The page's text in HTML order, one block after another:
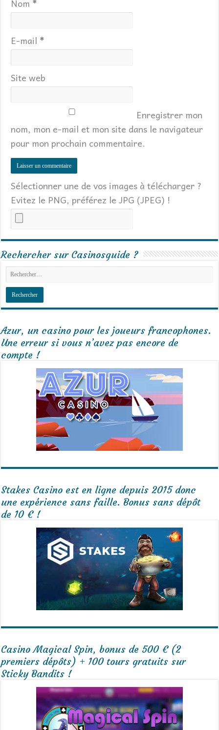
Nom *
E-mail *
Site web
Enregistrer mon
nom, mon e-mail et mon site dans le navigateur
pour mon prochain commentaire.
Sélectionner une de vos images à télécharger ?
Evitez le PNG, préférez le JPG (JPEG) !
Rechercher sur Casinosguide ?
Azur, un casino pour les joueurs francophones.
Une erreur si vous n’avez pas encore de
compte !
Stakes Casino est en ligne depuis 2015 donc
une expérience sans faille. Bonus sans dépôt
de 10 € !
Casino Magical Spin, bonus de 500 € (2
premiers dépôts) + 100 tours gratuits sur
Sticky Bandits !